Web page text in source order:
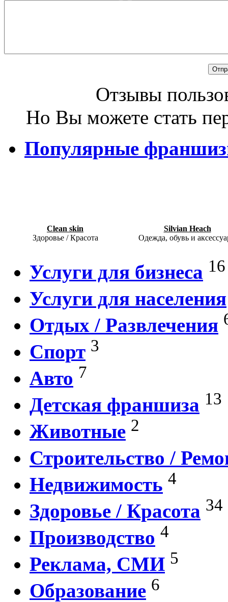
Отзывы
Но Вы можете стать
Популярные
Clean skin
Здоровье / Красота
Silvian Heach
Одежда, обувь и
Услуги для бизнеса 16
Услуги для населения
Отдых / Развлечения
Спорт 3
Авто 7
Детская франшиза 13
Животные 2
Строительство /
Недвижимость 4
Здоровье / Красота 34
Производство 4
Реклама, СМИ 5
Образование 6